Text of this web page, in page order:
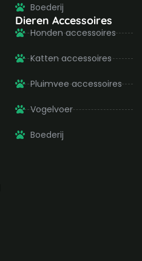
Boederij
Dieren Accessoires
Honden accessoires
Katten accessoires
Pluimvee accessoires
Vogelvoer
Boederij